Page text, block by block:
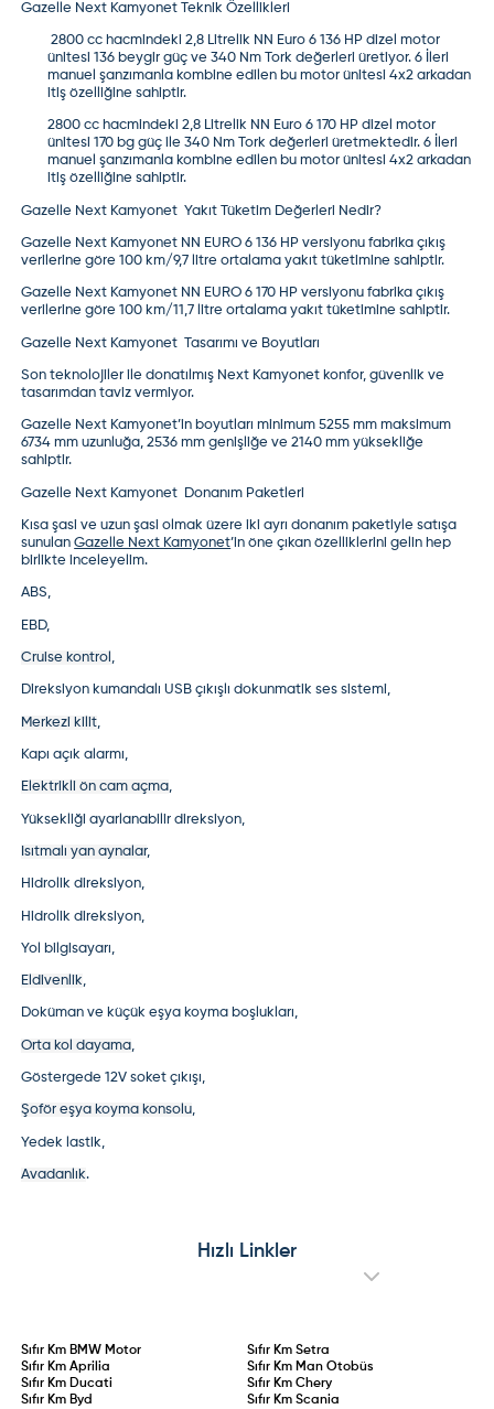
Gazelle Next Kamyonet Teknik Özellikleri
2800 cc hacmindeki 2,8 Litrelik NN Euro 6 136 HP dizel motor
ünitesi 136 beygir güç ve 340 Nm Tork değerleri üretiyor. 6 İleri
manuel şanzımanla kombine edilen bu motor ünitesi 4x2 arkadan
itiş özelliğine sahiptir.
2800 cc hacmindeki 2,8 Litrelik NN Euro 6 170 HP dizel motor
ünitesi 170 bg güç ile 340 Nm Tork değerleri üretmektedir. 6 İleri
manuel şanzımanla kombine edilen bu motor ünitesi 4x2 arkadan
itiş özelliğine sahiptir.
Gazelle Next Kamyonet Yakıt Tüketim Değerleri Nedir?
Gazelle Next Kamyonet NN EURO 6 136 HPversiyonu fabrika çıkış
verilerine göre 100 km/9,7 litre ortalama yakıt tüketimine sahiptir.
Gazelle Next Kamyonet NN EURO 6 170 HPversiyonu fabrika çıkış
verilerine göre 100 km/11,7 litre ortalama yakıt tüketimine sahiptir.
Gazelle Next Kamyonet Tasarımı ve Boyutları
Son teknolojiler ile donatılmış Next Kamyonet konfor, güvenlik ve
tasarımdan taviz vermiyor.
Gazelle Next Kamyonet’in boyutlarıminimum 5255 mm maksimum
6734 mm uzunluğa, 2536 mm genişliğe ve 2140 mm yüksekliğe
sahiptir.
Gazelle Next Kamyonet Donanım Paketleri
Kısa şasi ve uzun şasi olmak üzere iki ayrı donanım paketiyle satışa
sunulanGazelle Next Kamyonet’in öne çıkan özelliklerini gelin hep
birlikte inceleyelim.
ABS,
EBD,
Cruise kontrol ,
Direksiyon kumandalı USB çıkışlı dokunmatik ses sistemi ,
Merkezi kilit
Kapı açık alarmı,
Elektrikli ön cam açma,
Yüksekliği ayarlanabilir direksiyon
Isıtmalı yan aynalar,
Hidrolik direksiyon,
Hidrolik direksiyon,
Yol bilgisayarı,
Eldivenlik,
Doküman ve küçük eşya koyma boşlukları,
Orta kol dayama,
Göstergede 12V soket çıkışı,
Şoför eşya koyma konsolu,
Yedek lastik,
Avadanlık.
Hızlı Linkler
Sıfır Km BMW Motor Sıfır Km Setra
Sıfır KmAprilia Sıfır Km Man Otobüs
Sıfır Km Ducati Sıfır Km Chery
Sıfır Km Byd Sıfır Km Scania